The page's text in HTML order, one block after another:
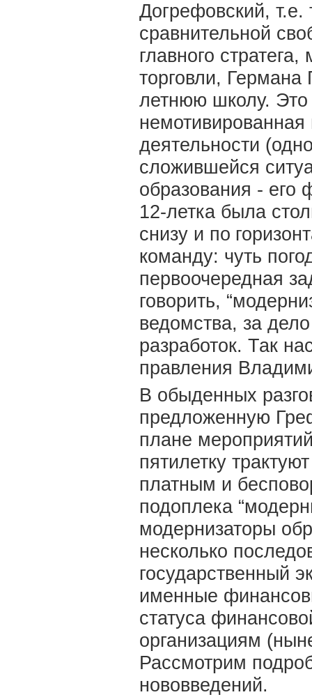
Догрефовский, т.е.
сравнительной
главного
торговли,
летнюю школу. Это
деятельности
сложившейся
образования - его
12-летка была
снизу и по
команду: чуть
первоочередная
говорить,
ведомства, за
разработок. Так
правления
В обыденных
предложенную
плане
пятилетку
платным и
подоплека
модернизаторы
несколько
государственный
именные
статуса
организациям
Рассмотрим
нововведений.